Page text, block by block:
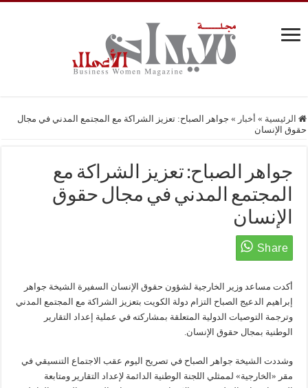
الرئيسية » أخبار » جواهر الصباح: تعزيز الشراكة مع المجتمع المدني في مجال
حقوق الإنسان
جواهر الصباح: تعزيز الشراكة مع
المجتمع المدني في مجال حقوق
الإنسان
أكدت مساعد وزير الخارجية لشؤون حقوق الإنسان السفيرة الشيخة جواهر
إبراهيم الدعيج الصباح التزام دولة الكويت بتعزيز الشراكة مع المجتمع المدني
وترجمة التوصيات الدولية المتعلقة بمشاركته في عملية إعداد التقارير
الوطنية بمجال حقوق الإنسان.
وشددت الشيخة جواهر الصباح في تصريح اليوم عقب الاجتماع التنسيقي في
مقر «الخارجية» لممثلي اللجنة الوطنية الدائمة لإعداد التقارير ومتابعة